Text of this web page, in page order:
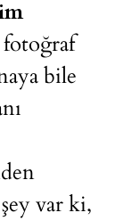
bile
var ki,